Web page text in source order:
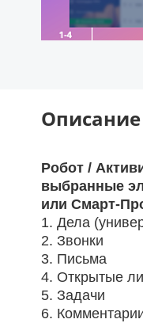
Описание
Робот /
выбранные
или Смарт-
1. Дела
2. Звонки
3. Письма
4. Открытые
5. Задачи
6.